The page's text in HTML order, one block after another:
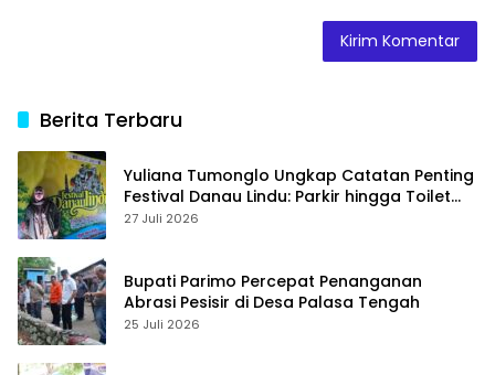
Berita Terbaru
Yuliana Tumonglo Ungkap Catatan Penting
Festival Danau Lindu: Parkir hingga Toilet
Harus Jadi Prioritas
27 Juli 2026
Bupati Parimo Percepat Penanganan
Abrasi Pesisir di Desa Palasa Tengah
25 Juli 2026